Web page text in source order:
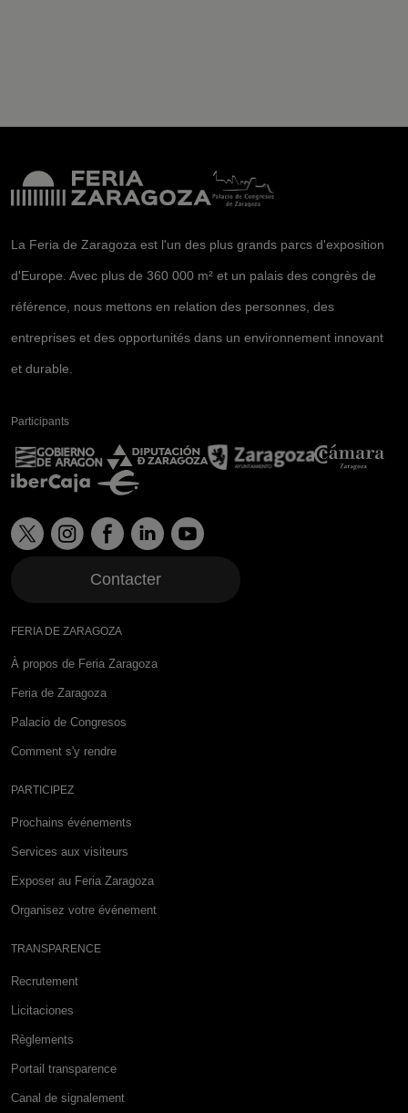
La Feria de Zaragoza est l'un des plus grands parcs d'exposition
d'Europe. Avec plus de 360 000 m² et un palais des congrès de
référence, nous mettons en relation des personnes, des
entreprises et des opportunités dans un environnement innovant
et durable.
Participants
Contacter
FERIA DE ZARAGOZA
À propos de Feria Zaragoza
Feria de Zaragoza
Palacio de Congresos
Comment s'y rendre
PARTICIPEZ
Prochains événements
Services aux visiteurs
Exposer au Feria Zaragoza
Organisez votre événement
TRANSPARENCE
Recrutement
Licitaciones
Règlements
Portail transparence
Canal de signalement